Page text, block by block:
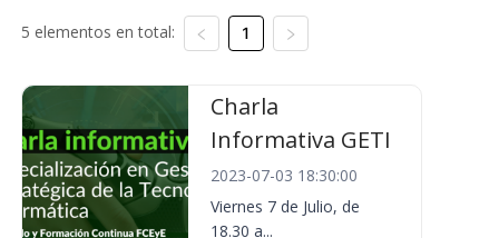
5 elementos en total: 1
Charla
Informativa GETI
2023-07-03 18:30:00
Viernes 7 de Julio, de
18.30 a...